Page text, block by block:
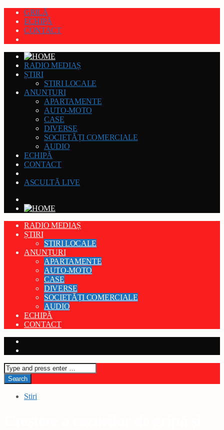
GRILĂ
ECHIPĂ
CONTACT
RADIO MEDIAȘ
ȘTIRI
STIRI LOCALE
ANUNȚURI
APARTAMENTE
AUTO-MOTO
CASE
DIVERSE
SOCIETĂȚI COMERCIALE
AUDIO
ECHIPĂ
CONTACT
ASCULTĂ LIVE
RADIO MEDIAȘ
ȘTIRI
STIRI LOCALE
ANUNȚURI
APARTAMENTE
AUTO-MOTO
CASE
DIVERSE
SOCIETĂȚI COMERCIALE
AUDIO
ECHIPĂ
CONTACT
Stiri